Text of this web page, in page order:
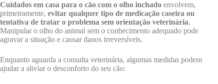
Cuidados em casa para o cão com o olho inchado envolvem,
primeiramente, evitar qualquer tipo de medicação caseira ou
tentativa de tratar o problema sem orientação veterinária.
Manipular o olho do animal sem o conhecimento adequado pode
agravar a situação e causar danos irreversíveis.
Enquanto aguarda a consulta veterinária, algumas medidas podem
ajudar a aliviar o desconforto do seu cão: